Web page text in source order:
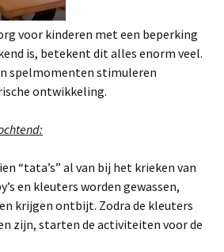
voor kinderen met een beperking
is, betekent dit alles enorm veel.
spelmomenten stimuleren
ontwikkeling.
“tata’s” al van bij het krieken van
en kleuters worden gewassen,
krijgen ontbijt. Zodra de kleuters
zijn, starten de activiteiten voor de